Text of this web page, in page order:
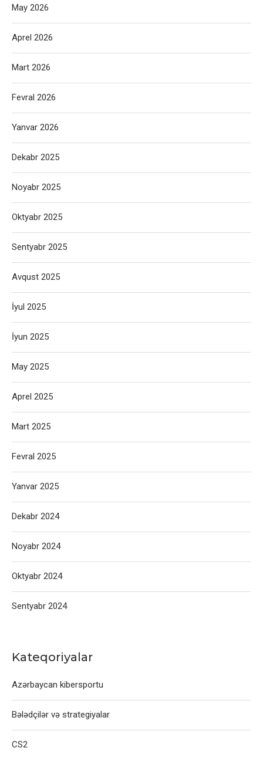
May 2026
Aprel 2026
Mart 2026
Fevral 2026
Yanvar 2026
Dekabr 2025
Noyabr 2025
Oktyabr 2025
Sentyabr 2025
Avqust 2025
İyul 2025
İyun 2025
May 2025
Aprel 2025
Mart 2025
Fevral 2025
Yanvar 2025
Dekabr 2024
Noyabr 2024
Oktyabr 2024
Sentyabr 2024
Kateqoriyalar
Azərbaycan kibersportu
Bələdçilər və strategiyalar
CS2